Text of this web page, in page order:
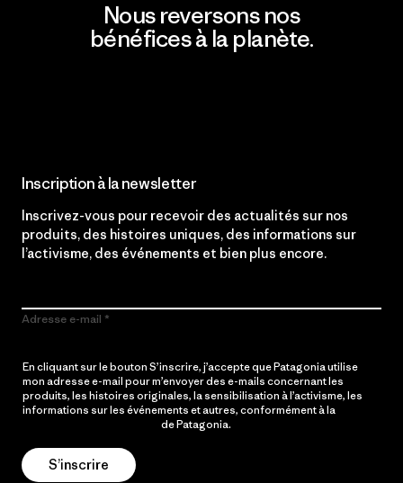
Nous reversons nos
bénéfices à la planète.
Inscription à la newsletter
Inscrivez-vous pour recevoir des actualités sur nos
produits, des histoires uniques, des informations sur
l’activisme, des événements et bien plus encore.
Adresse e-mail
En cliquant sur le bouton S’inscrire, j’accepte que Patagonia utilise
mon adresse e-mail pour m’envoyer des e-mails concernant les
produits, les histoires originales, la sensibilisation à l’activisme, les
informations sur les événements et autres, conformément à la
de Patagonia.
S’inscrire